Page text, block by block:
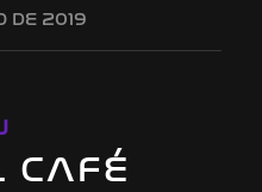
DE 2019
CAFÉ